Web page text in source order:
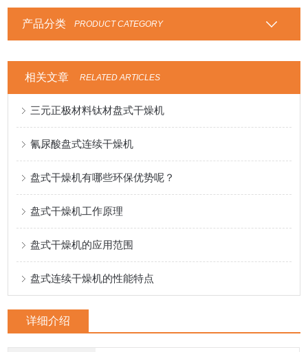
产品分类 PRODUCT CATEGORY
相关文章 RELATED ARTICLES
三元正极材料钛材盘式干燥机
氰尿酸盘式连续干燥机
盘式干燥机有哪些环保优势呢？
盘式干燥机工作原理
盘式干燥机的应用范围
盘式连续干燥机的性能特点
详细介绍